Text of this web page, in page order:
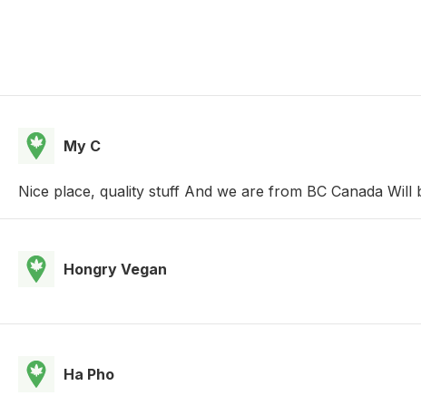
My C
Nice place, quality stuff And we are from BC Canada Will
Hongry Vegan
Ha Pho